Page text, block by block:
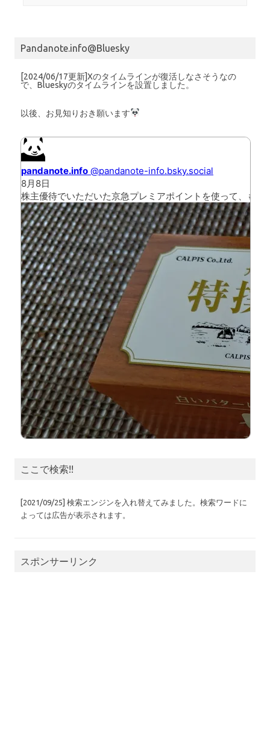
Pandanote.info@Bluesky
[2024/06/17更新]Xのタイムラインが復活しなさそうなの
で、Blueskyのタイムラインを設置しました。
以後、お見知りおき願います
ここで検索!!
[2021/09/25] 検索エンジンを入れ替えてみました。検索ワードに
よっては広告が表示されます。
スポンサーリンク